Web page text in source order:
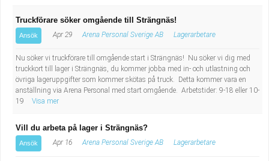
Truckförare söker omgående till Strängnäs!
Ansök Apr 29 Arena Personal Sverige AB Lagerarbetare
Nu söker vi truckförare till omgående start i Strängnäs! Nu söker vi dig med
truckkort till lager i Strängnäs, du kommer jobba med in- och utlastning och
övriga lageruppgifter som kommer skötas på truck. Detta kommer vara en
anställning via Arena Personal med start omgående. Arbetstider: 9-18 eller 10-
19
Visa mer
Vill du arbeta på lager i Strängnäs?
Ansök Apr 16 Arena Personal Sverige AB Lagerarbetare